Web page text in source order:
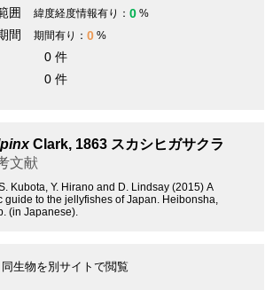
囲 緯度経度情報有り： 0 %
間 期間有り： 0 %
0 件
0 件
Clark, 1863 スカシヒガサクラ
文献
Kubota, Y. Hirano and D. Lindsay (2015) A
guide to the jellyfishes of Japan. Heibonsha,
(in Japanese).
同生物を別サイトで閲覧